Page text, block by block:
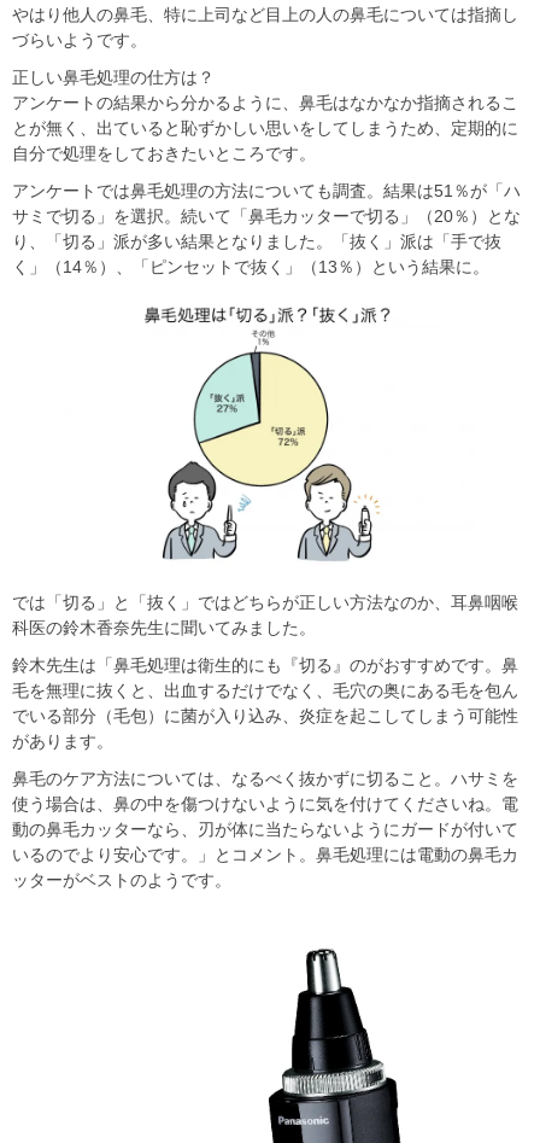
やはり他人の鼻毛、特に上司など目上の人の鼻毛については指摘し
づらいようです。
正しい鼻毛処理の仕方は？
アンケートの結果から分かるように、鼻毛はなかなか指摘されるこ
とが無く、出ていると恥ずかしい思いをしてしまうため、定期的に
自分で処理をしておきたいところです。
アンケートでは鼻毛処理の方法についても調査。結果は51％が「ハ
サミで切る」を選択。続いて「鼻毛カッターで切る」（20％）とな
り、「切る」派が多い結果となりました。「抜く」派は「手で抜
く」（14％）、「ピンセットで抜く」（13％）という結果に。
では「切る」と「抜く」ではどちらが正しい方法なのか、耳鼻咽喉
科医の鈴木香奈先生に聞いてみました。
鈴木先生は「鼻毛処理は衛生的にも『切る』のがおすすめです。鼻
毛を無理に抜くと、出血するだけでなく、毛穴の奥にある毛を包ん
でいる部分（毛包）に菌が入り込み、炎症を起こしてしまう可能性
があります。
鼻毛のケア方法については、なるべく抜かずに切ること。ハサミを
使う場合は、鼻の中を傷つけないように気を付けてくださいね。電
動の鼻毛カッターなら、刃が体に当たらないようにガードが付いて
いるのでより安心です。」とコメント。鼻毛処理には電動の鼻毛カ
ッターがベストのようです。